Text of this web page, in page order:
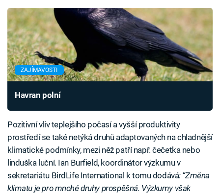
ZAJÍMAVOSTI
Havran polní
Pozitivní vliv teplejšího počasí a vyšší produktivity
prostředí se také netýká druhů adaptovaných na chladnější
klimatické podmínky, mezi něž patří např. čečetka nebo
linduška luční. Ian Burfield, koordinátor výzkumu v
sekretariátu BirdLife International k tomu dodává: “Změna
klimatu je pro mnohé druhy prospěšná. Výzkumy však